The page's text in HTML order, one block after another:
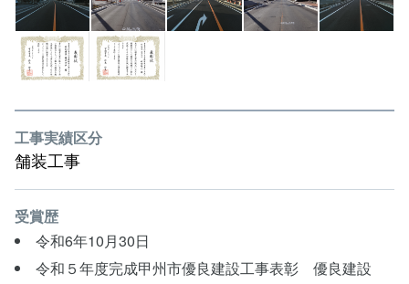
工事実績区分
舗装工事
受賞歴
令和6年10月30日
令和５年度完成甲州市優良建設工事表彰 優良建設